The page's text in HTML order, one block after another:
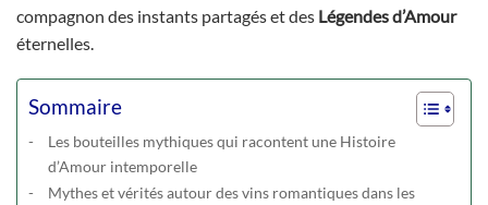
compagnon des instants partagés et des Légendes d’Amour
éternelles.
Sommaire
Les bouteilles mythiques qui racontent une Histoire
d’Amour intemporelle
Mythes et vérités autour des vins romantiques dans les